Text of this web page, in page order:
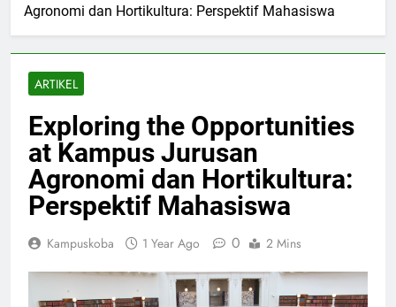
Agronomi dan Hortikultura: Perspektif Mahasiswa
ARTIKEL
Exploring the Opportunities
at Kampus Jurusan
Agronomi dan Hortikultura:
Perspektif Mahasiswa
Kampuskoba 1 Year Ago 0 2 Mins